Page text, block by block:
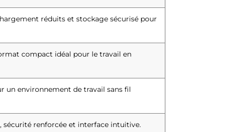
réduits et stockage sécurisé pour
compact idéal pour le travail en
un environnement de travail sans fil
sécurité renforcée et interface intuitive.